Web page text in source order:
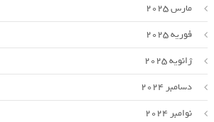
مارس 2025
فوریه 2025
ژانویه 2025
دسامبر 2024
نوامبر 2024